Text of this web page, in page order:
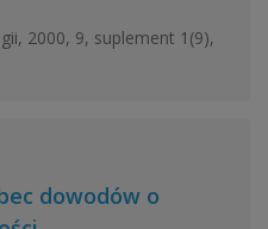
2000, 9, suplement 1(9),
dowodów o